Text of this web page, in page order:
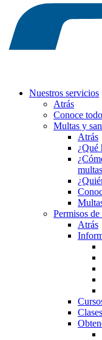
Nuestros servicios
Atrás
Conoce
Multas y
Atrás
¿Qué
Permisos
Atrás